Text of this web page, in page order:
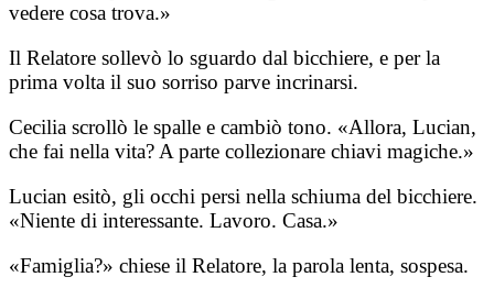
vedere cosa trova.»
Il Relatore sollevò lo sguardo dal bicchiere, e per la
prima volta il suo sorriso parve incrinarsi.
Cecilia scrollò le spalle e cambiò tono. «Allora, Lucian,
che fai nella vita? A parte collezionare chiavi magiche.»
Lucian esitò, gli occhi persi nella schiuma del bicchiere.
«Niente di interessante. Lavoro. Casa.»
«Famiglia?» chiese il Relatore, la parola lenta, sospesa.